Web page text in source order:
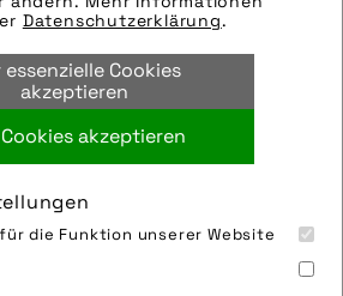
Datenschutzerklärung.
essenzielle Cookies
akzeptieren
akzeptieren
die Funktion unserer Website
Haibike, Orbea
Recherche:
Haibike, Orbea
Serie, Adventr 10 Low,
Recherche: